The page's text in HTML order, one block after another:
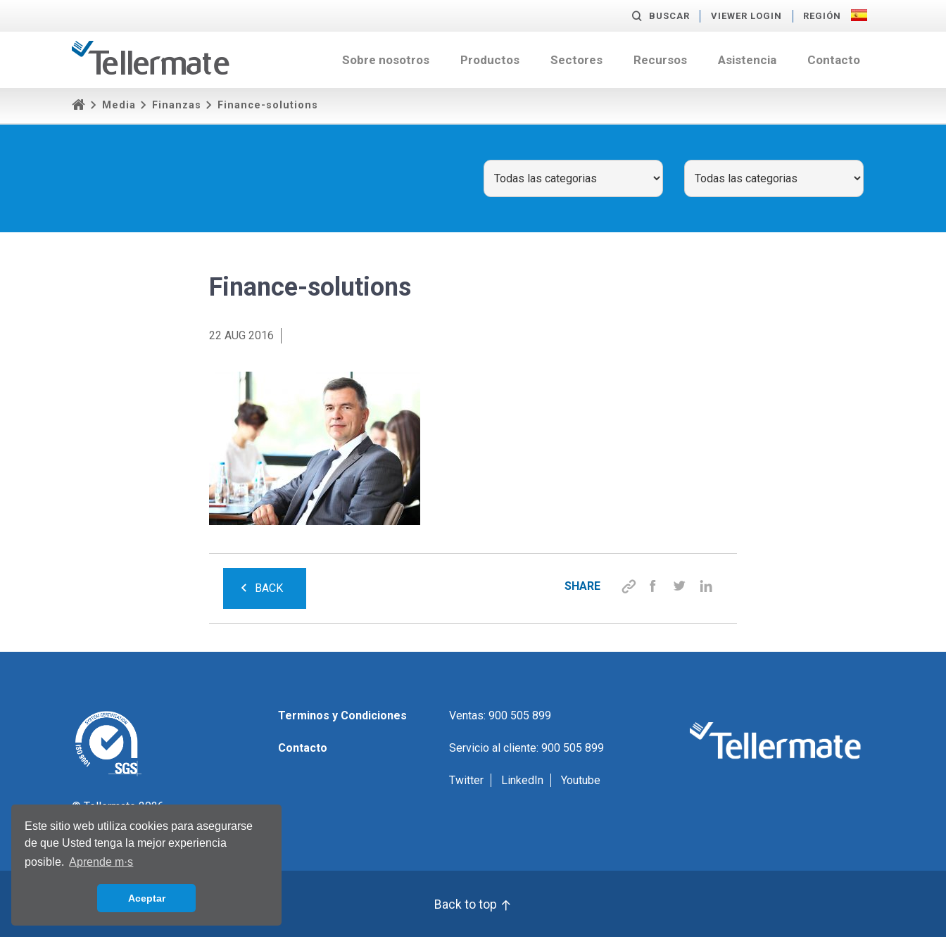
Este sitio web utiliza cookies para asegurarse
de que Usted tenga la mejor experiencia
posible. Aprende m·s
Aceptar
BUSCAR VIEWER LOGIN REGIÓN
Sobre nosotros Productos Sectores Recursos Asistencia Contacto
Media Finanzas Finance-solutions
Finance-solutions
22 AUG 2016
BACK SHARE
© Tellermate 2026
Terminos y Condiciones
Contacto
Ventas: 900 505 899
Servicio al cliente: 900 505 899
Twitter LinkedIn Youtube
Back to top